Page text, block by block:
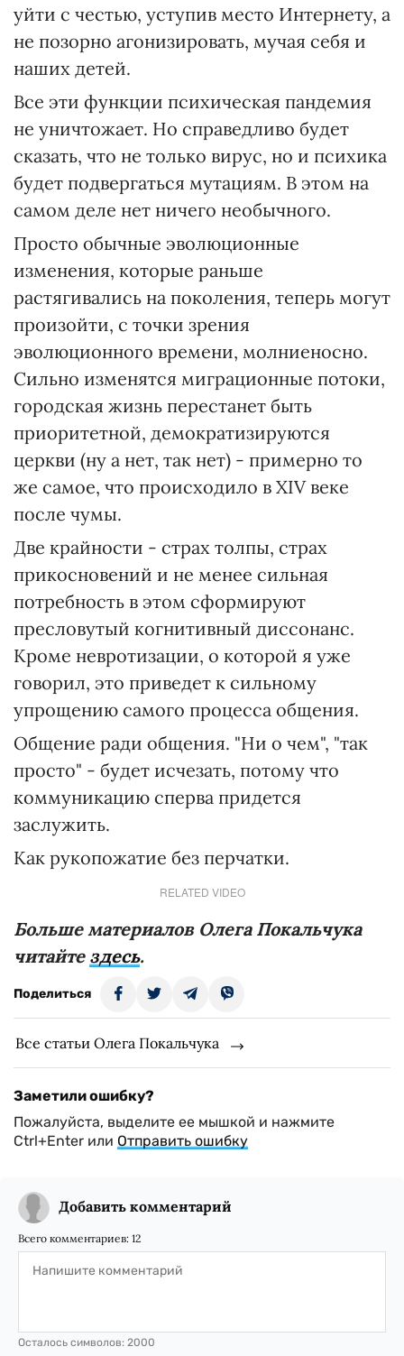
уйти с честью, уступив место Интернету, а
не позорно агонизировать, мучая себя и
наших детей.
Все эти функции психическая пандемия
не уничтожает. Но справедливо будет
сказать, что не только вирус, но и психика
будет подвергаться мутациям. В этом на
самом деле нет ничего необычного.
Просто обычные эволюционные
изменения, которые раньше
растягивались на поколения, теперь могут
произойти, с точки зрения
эволюционного времени, молниеносно.
Сильно изменятся миграционные потоки,
городская жизнь перестанет быть
приоритетной, демократизируются
церкви (ну а нет, так нет) - примерно то
же самое, что происходило в ХIV веке
после чумы.
Две крайности - страх толпы, страх
прикосновений и не менее сильная
потребность в этом сформируют
пресловутый когнитивный диссонанс.
Кроме невротизации, о которой я уже
говорил, это приведет к сильному
упрощению самого процесса общения.
Общение ради общения. "Ни о чем", "так
просто" - будет исчезать, потому что
коммуникацию сперва придется
заслужить.
Как рукопожатие без перчатки.
RELATED VIDEO
Больше материалов Олега Покальчука
читайте здесь.
Поделиться
Все статьи Олега Покальчука
Заметили ошибку?
Пожалуйста, выделите ее мышкой и нажмите
Ctrl+Enter или Отправить ошибку
Добавить комментарий
Всего комментариев: 12
Осталось символов: 2000